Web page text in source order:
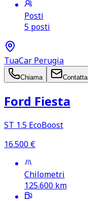
Posti
5 posti
TuaCar Perugia
Chiama Contatta
Ford Fiesta
ST 1.5 EcoBoost
16.500 €
Chilometri
125.600 km